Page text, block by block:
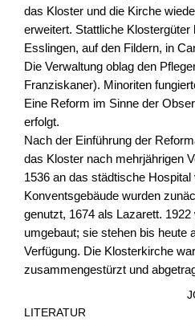
das Kloster und die Kirche
erweitert. Stattliche Klostergüter
Esslingen, auf den Fildern, in
Die Verwaltung oblag den
Franziskaner). Minoriten
Eine Reform im Sinne der
erfolgt.
Nach der Einführung der
das Kloster nach mehrjährigen
1536 an das städtische
Konventsgebäude wurden
genutzt, 1674 als Lazarett. 1922
umgebaut; sie stehen bis heute
Verfügung. Die Klosterkirche
zusammengestürzt und
LITERATUR